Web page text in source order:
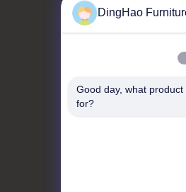
DingHao
Good day, what
for?